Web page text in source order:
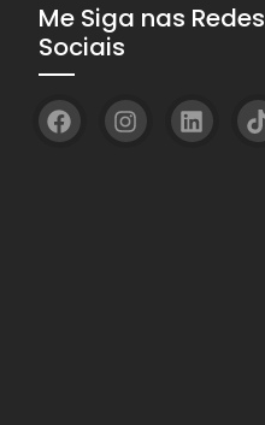
Me Siga nas Redes
Sociais